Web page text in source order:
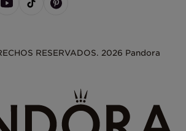
RESERVADOS. 2026 Pandora